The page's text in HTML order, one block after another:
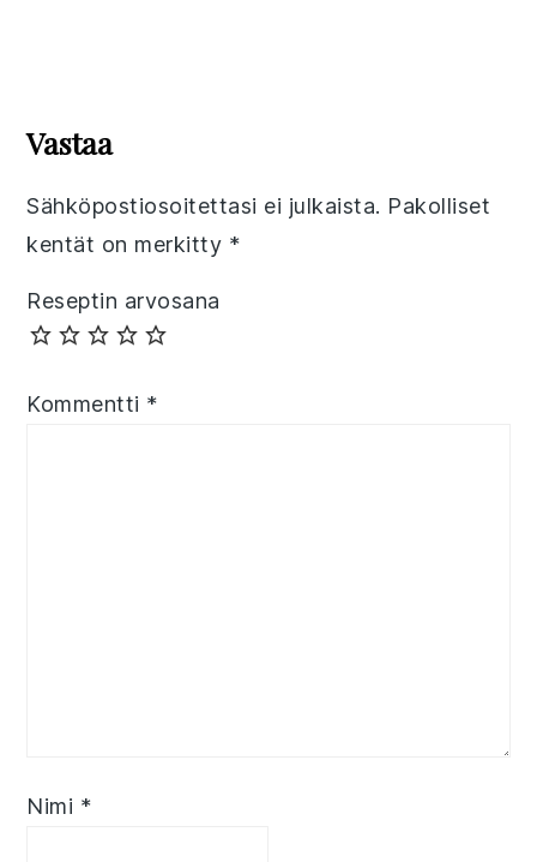
Interactions
Vastaa
Sähköpostiosoitettasi ei julkaista. Pakolliset
kentät on merkitty *
Reseptin arvosana
Kommentti *
Nimi *